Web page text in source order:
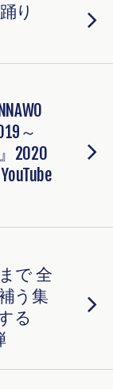
り
～
2020
で 全
う集
る